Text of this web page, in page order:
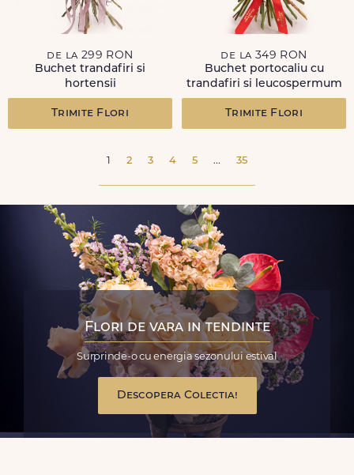
de la 299 RON
Buchet trandafiri si
hortensii
Trimite Flori
de la 349 RON
Buchet portocaliu cu
trandafiri si leucospermum
Trimite Flori
1 2 3 4 5 ... 35
Flori de vara in tendinte
Surprinde-o cu energia sezonului estival
Descopera Colectia!